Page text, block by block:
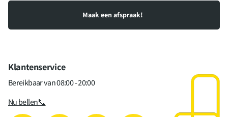
Maak een afspraak!
Klantenservice
Bereikbaar van 08:00 - 20:00
Nu bellen📞